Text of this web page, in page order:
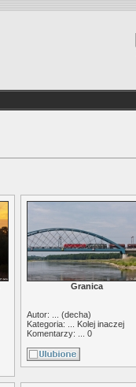
Granica
Autor: ... (decha)
Kategoria: ... Kolej inaczej
Komentarzy: ... 0